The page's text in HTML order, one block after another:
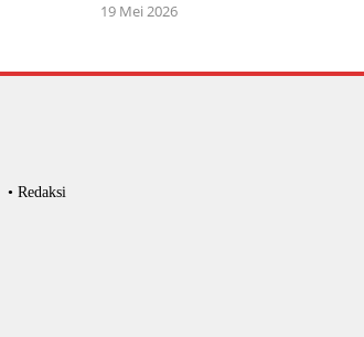
19 Mei 2026
Redaksi